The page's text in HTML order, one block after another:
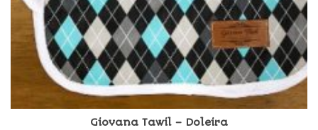
Giovana Tawil – Doleira